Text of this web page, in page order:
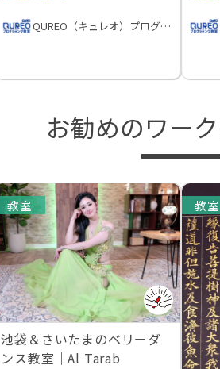
QUREO（キュレオ）プログラミング教室
お勧めのワー
教室
池袋＆さいたまのベリーダ
ンス教室｜Al Tarab
教室